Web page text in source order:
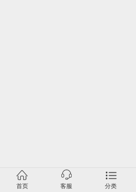
首页 客服 分类
关闭